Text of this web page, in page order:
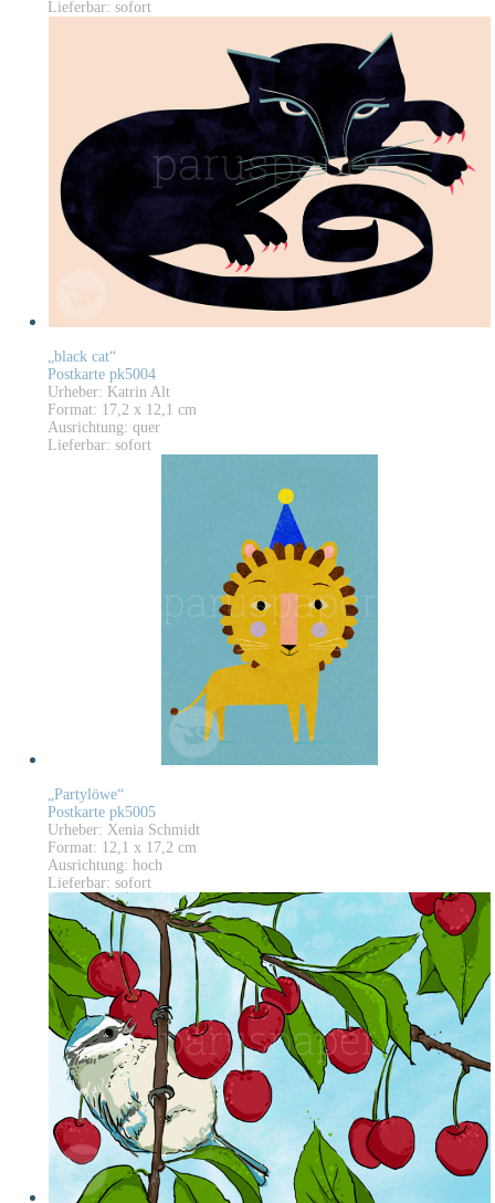
Lieferbar: sofort
„black cat“
Postkarte pk5004
Urheber: Katrin Alt
Format: 17,2 x 12,1 cm
Ausrichtung: quer
Lieferbar: sofort
„Partylöwe“
Postkarte pk5005
Urheber: Xenia Schmidt
Format: 12,1 x 17,2 cm
Ausrichtung: hoch
Lieferbar: sofort